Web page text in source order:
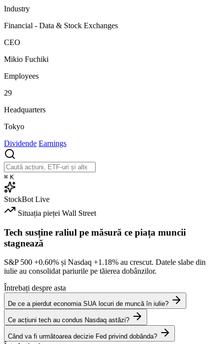
Industry
Financial - Data & Stock Exchanges
CEO
Mikio Fuchiki
Employees
29
Headquarters
Tokyo
Dividende Earnings
⌘ K
StockBot Live
Situația pieței Wall Street
Tech susține raliul pe măsură ce piața muncii
stagnează
S&P 500 +0.60% și Nasdaq +1.18% au crescut. Datele slabe din
iulie au consolidat pariurile pe tăierea dobânzilor.
Întrebați despre asta
De ce a pierdut economia SUA locuri de muncă în iulie?
Ce acțiuni tech au condus Nasdaq astăzi?
Când va fi următoarea decizie Fed privind dobânda?